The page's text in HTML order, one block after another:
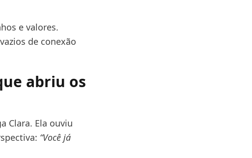
e valores.
de conexão
abriu os
Clara. Ela ouviu
“Você já